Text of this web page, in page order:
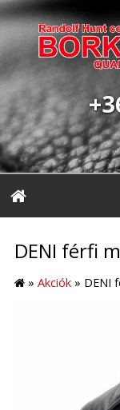
DENI férfi
» Akciók » DENI